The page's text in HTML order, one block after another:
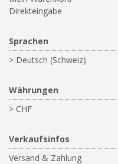
Direkteingabe
Sprachen
> Deutsch (Schweiz)
Währungen
> CHF
Verkaufsinfos
Versand & Zahlung